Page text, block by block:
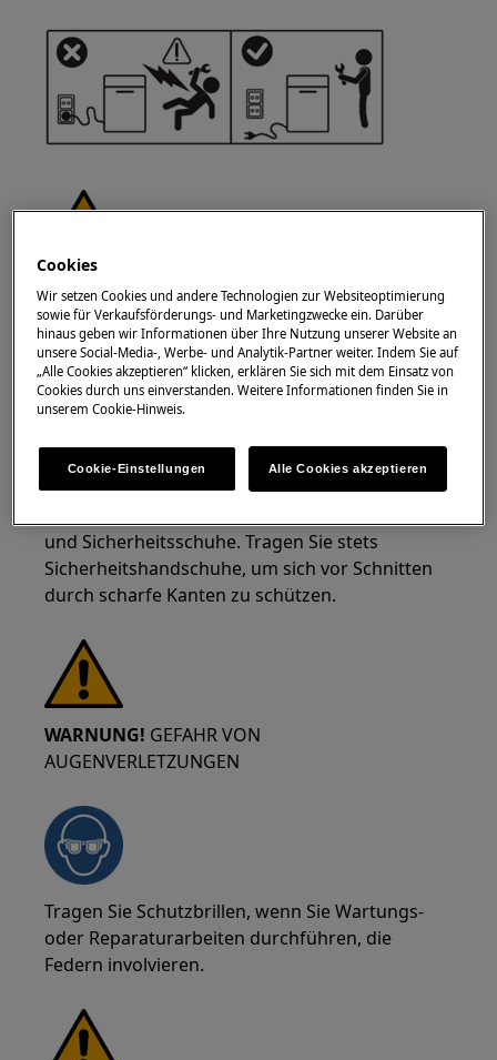
WARNUNG! VERLETZUNGSGEFAHR
bewegen. Für schwere Geräte ist es am
sichersten, wenn zwei Personen es bewegen.
und Sicherheitsschuhe. Tragen Sie stets
Sicherheitshandschuhe, um sich vor Schnitten
durch scharfe Kanten zu schützen.
WARNUNG! GEFAHR VON
AUGENVERLETZUNGEN
Tragen Sie Schutzbrillen, wenn Sie Wartungs-
oder Reparaturarbeiten durchführen, die
Federn involvieren.
Cookies
Wir setzen Cookies und andere Technologien zur Websiteoptimierung
sowie für Verkaufsförderungs- und Marketingzwecke ein. Darüber
hinaus geben wir Informationen über Ihre Nutzung unserer Website an
unsere Social-Media-, Werbe- und Analytik-Partner weiter. Indem Sie auf
„Alle Cookies akzeptieren“ klicken, erklären Sie sich mit dem Einsatz von
Cookies durch uns einverstanden. Weitere Informationen finden Sie in
unserem Cookie-Hinweis.
Cookie-Einstellungen Alle Cookies akzeptieren